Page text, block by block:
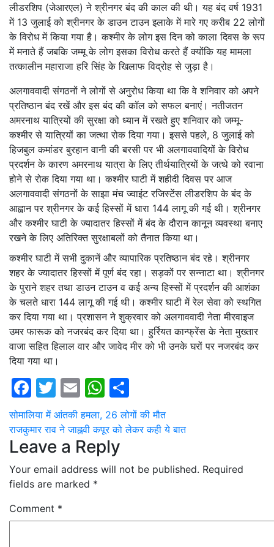
लीडरशिप (जेआरएल) ने श्रीनगर बंद की काल की थी। यह बंद वर्ष 1931
में 13 जुलाई को श्रीनगर के डाउन टाउन इलाके में मारे गए करीब 22 लोगों
के विरोध में किया गया है। कश्मीर के लोग इस दिन को काला दिवस के रूप
में मनाते हैं जबकि जम्मू के लोग इसका विरोध करते हैं क्योंकि यह मामला
तत्कालीन महाराजा हरि सिंह के खिलाफ विद्रोह से जुड़ा है।
अलगाववादी संगठनों ने लोगों से अनुरोध किया था कि वे शनिवार को अपने
प्रतिष्ठान बंद रखें और इस बंद की कॉल को सफल बनाएं। नतीजतन
अमरनाथ यात्रियों की सुरक्षा को ध्यान में रखते हुए शनिवार को जम्मू-
कश्मीर से यात्रियों का जत्था रोक दिया गया। इससे पहले, 8 जुलाई को
हिजबुल कमांडर बुरहान वानी की बरसी पर भी अलगाववादियों के विरोध
प्रदर्शन के कारण अमरनाथ यात्रा के लिए तीर्थयात्रियों के जत्थे को रवाना
होने से रोक दिया गया था। कश्मीर घाटी में शहीदी दिवस पर आज
अलगाववादी संगठनों के साझा मंच ज्वाइंट रजिस्टेंस लीडरशिप के बंद के
आह्वान पर श्रीनगर के कई हिस्सों में धारा 144 लागू की गई थी। श्रीनगर
और कश्मीर घाटी के ज्यादातर हिस्सों में बंद के दौरान कानून व्यवस्था बनाए
रखने के लिए अतिरिक्त सुरक्षाबलों को तैनात किया था।
कश्मीर घाटी में सभी दुकानें और व्यापारिक प्रतिष्ठान बंद रहे। श्रीनगर
शहर के ज्यादातर हिस्सों में पूर्ण बंद रहा। सड़कों पर सन्नाटा था। श्रीनगर
के पुराने शहर तथा डाउन टाउन व कई अन्य हिस्सों में प्रदर्शन की आशंका
के चलते धारा 144 लागू की गई थी। कश्मीर घाटी में रेल सेवा को स्थगित
कर दिया गया था। प्रशासन ने शुक्रवार को अलगाववादी नेता मीरवाइज
उमर फारूक को नजरबंद कर दिया था। हुर्रियत कान्फ्रेंस के नेता मुख्तार
वाजा सहित हिलाल वार और जावेद मीर को भी उनके घरों पर नजरबंद कर
दिया गया था।
Facebook
Twitter
EmailWhatsApp
Post
navigation
सोमालिया में आंतकी हमला, 26 लोगों की मौत
राजकुमार राव ने जाह्नवी कपूर को लेकर कही ये बात
Leave a Reply
Your email address will not be published. Required
fields are marked *
Comment *